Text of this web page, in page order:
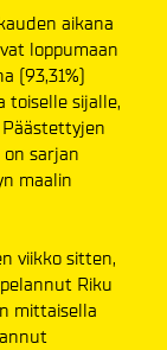
aikana
loppumaan
(93,31%)
toiselle sijalle,
Päästettyjen
sarjan
maalin
viikko sitten,
Riku
mittaisella